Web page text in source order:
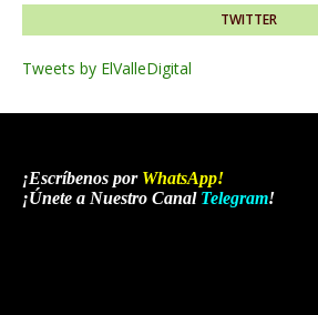
TWITTER
Tweets by ElValleDigital
¡Escríbenos por WhatsApp!
¡Únete a Nuestro Canal Telegram!